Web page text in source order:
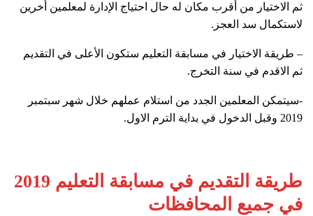
ثم الاختيار من أقرب مكان له حال احتياج الإدارة لمعلمين أخرين
لاستكمال سد العجز.
– طريقة الاختيار في مسابقة التعليم ستكون الأعلى في التقديم
ثم الاقدم في سنة التخرج.
-سيتمكن المعلمين الجدد من استلام عملهم خلال شهر سبتمبر
2019 وقبل الدخول في بداية الترم الاول.
طريقة التقديم في مسابقة التعليم 2019
في جميع المحافظات